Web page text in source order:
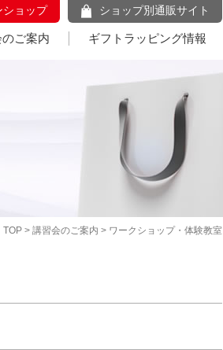
ショップ ショップ別通販サイト
ご案内 ギフトラッピング情報
TOP > 講習会のご案内 > ワークショップ・体験教室